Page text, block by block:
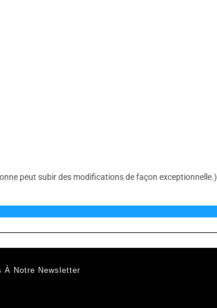
peut subir des modifications de façon exceptionnelle.)
À Notre Newsletter